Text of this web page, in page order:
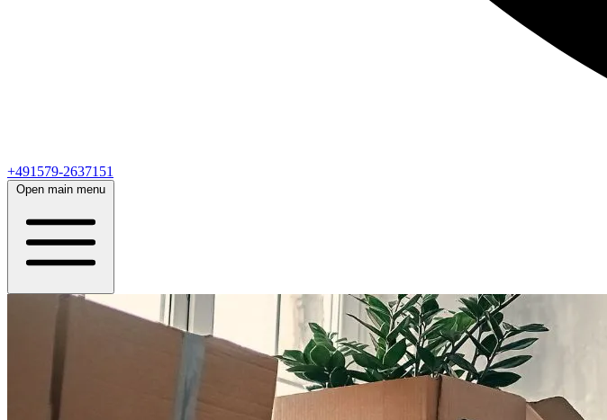
+491579-2637151
Open main menu